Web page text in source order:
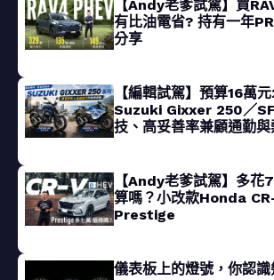
【Andy老爹試駕】買
有比油電省? 持有一年
分享
【編輯試駕】預算16萬
Suzuki Gixxer 250／
技、高妥善率兼顧通勤與
【Andy老爹試駕】多花
算嗎？小改款Honda
Prestige
儀表板上的燈號，你認識